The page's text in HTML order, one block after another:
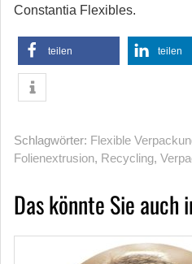
Constantia Flexibles.
teilen teilen
Schlagwörter: Flexible
Folienextrusion, Recycling,
Das könnte Sie auch